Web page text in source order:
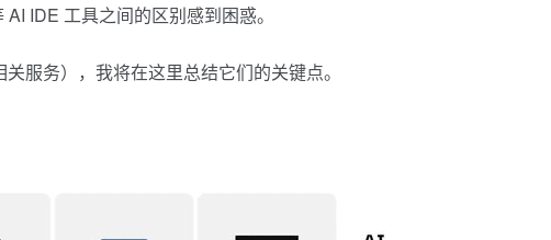
AI IDE 工具之间的区别感到困惑。
服务），我将在这里总结它们的关键点。